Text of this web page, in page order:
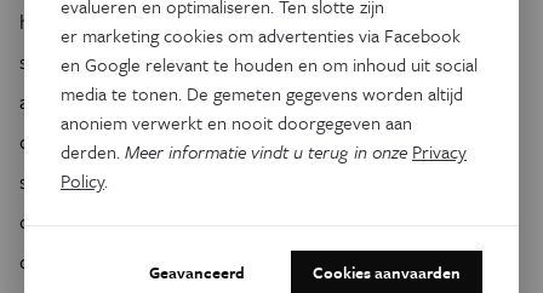
had robuuste randen zoals bij moderne reptielen, waar
sterke spieren zich aan kunnen hechten. Op eenzelfde
archeologische site in Arizona zijn bijtsporen aangetroffen
op het skelet van een andere dinosaurus, de plantenetende
sarahsaurus. Die moeten zijn aangebracht door een grote
carnivoor, met kaken sterk genoeg om botweefsel te
doorboren.
evalueren en optimaliseren. Ten slotte zijn
er marketing cookies om advertenties via Facebook
en Google relevant te houden en om inhoud uit social
media te tonen. De gemeten gegevens worden altijd
anoniem verwerkt en nooit doorgegeven aan
derden.Meer informatie vindt u terug in onze Privacy
Policy.
Geavanceerd Cookies aanvaarden